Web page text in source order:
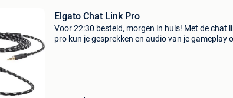
Elgato Chat Link Pro
Voor 22:30 besteld, morgen in huis! Met de chat
pro kun je gesprekken en audio van je gameplay